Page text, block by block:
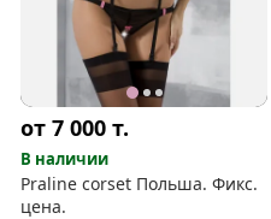
от 7 000т.
В наличии
Praline corset Польша. Фикс.
цена.